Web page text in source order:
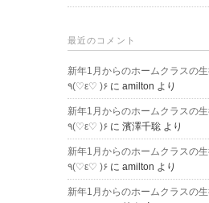
最近のコメント
新年1月からのホームクラスの
٩(♡ε♡ )۶ に amilton より
新年1月からのホームクラスの
٩(♡ε♡ )۶ に 濱澤千聡 より
新年1月からのホームクラスの
٩(♡ε♡ )۶ に amilton より
新年1月からのホームクラスの